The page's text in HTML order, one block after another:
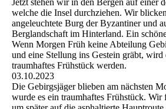
Jetzt stehen wir in den Bergen auf einer
welche die Insel durchziehen. Wir
angeleuchtete Burg der Byzantiner und
Berglandschaft im Hinterland. Ein
Wenn Morgen Früh keine Abteilung
und eine Stellung ins Gestein gräbt, wird
traumhaftes Frühstück werden.
03.10.2023
Die Gebirgsjäger blieben am nächsten
wurde es ein traumhaftes Frühstück. Wir